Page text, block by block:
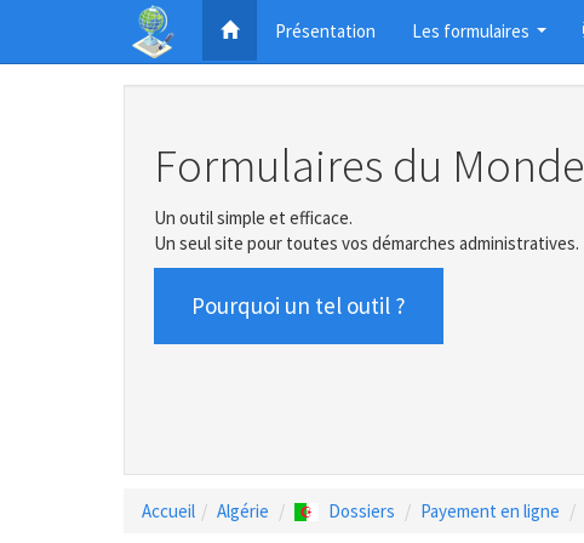
Présentation Les formulaires
Formulaires du Monde
Un outil simple et efficace.
Un seul site pour toutes vos démarches administratives.
Pourquoi un tel outil ?
Accueil Algérie Dossiers Payement en ligne